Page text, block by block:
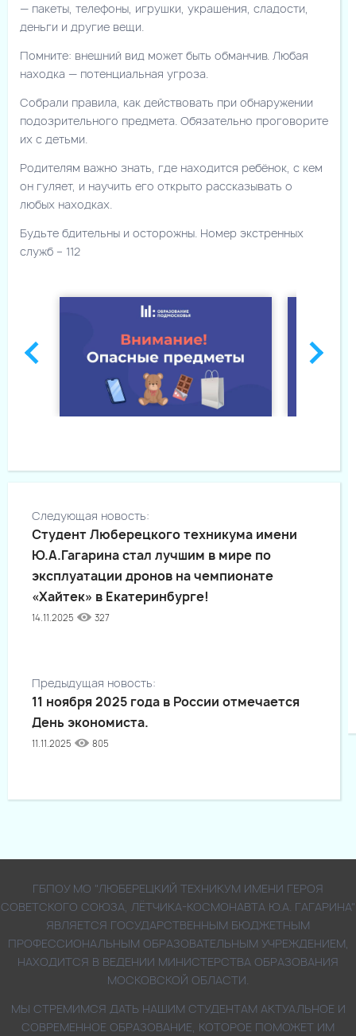
— пакеты, телефоны, игрушки, украшения, сладости,
деньги и другие вещи.
Помните: внешний вид может быть обманчив. Любая
находка — потенциальная угроза.
Собрали правила, как действовать при обнаружении
подозрительного предмета. Обязательно проговорите
их с детьми.
Родителям важно знать, где находится ребёнок, с кем
он гуляет, и научить его открыто рассказывать о
любых находках.
Будьте бдительны и осторожны. Номер экстренных
служб – 112
Следующая новость:
Студент Люберецкого техникума имени
Ю.А.Гагарина стал лучшим в мире по
эксплуатации дронов на чемпионате
«Хайтек» в Екатеринбурге!
14.11.2025 327
Предыдущая новость:
11 ноября 2025 года в России отмечается
День экономиста.
11.11.2025 805
ГБПОУ МО "ЛЮБЕРЕЦКИЙ ТЕХНИКУМ ИМЕНИ ГЕРОЯ
СОВЕТСКОГО СОЮЗА, ЛЁТЧИКА-КОСМОНАВТА Ю.А. ГАГАРИНА"
ЯВЛЯЕТСЯ ГОСУДАРСТВЕННЫМ БЮДЖЕТНЫМ
ПРОФЕССИОНАЛЬНЫМ ОБРАЗОВАТЕЛЬНЫМ УЧРЕЖДЕНИЕМ,
НАХОДИТСЯ В ВЕДЕНИИ МИНИСТЕРСТВА ОБРАЗОВАНИЯ
МОСКОВСКОЙ ОБЛАСТИ.
МЫ СТРЕМИМСЯ ДАТЬ НАШИМ СТУДЕНТАМ АКТУАЛЬНОЕ И
СОВРЕМЕННОЕ ОБРАЗОВАНИЕ, КОТОРОЕ ПОМОЖЕТ ИМ